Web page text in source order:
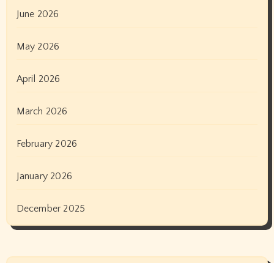
June 2026
May 2026
April 2026
March 2026
February 2026
January 2026
December 2025